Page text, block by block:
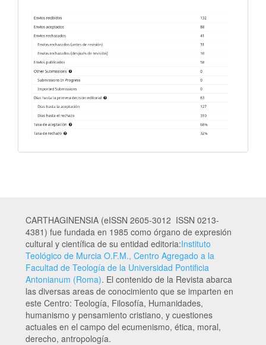
CARTHAGINENSIA (eISSN 2605-3012 ISSN 0213-
4381) fue fundada en 1985 como órgano de expresión
cultural y científica de su entidad editoria:Instituto
Teológico de Murcia O.F.M., Centro Agregado a la
Facultad de Teología de la Universidad Pontificia
Antonianum (Roma). El contenido de la Revista abarca
las diversas areas de conocimiento que se imparten en
este Centro: Teología, Filosofía, Humanidades,
humanismo y pensamiento cristiano, y cuestiones
actuales en el campo del ecumenismo, ética, moral,
derecho, antropología.